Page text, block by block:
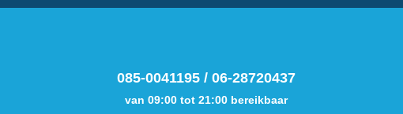
085-0041195/ 06-28720437
van 09:00 tot 21:00 bereikbaar